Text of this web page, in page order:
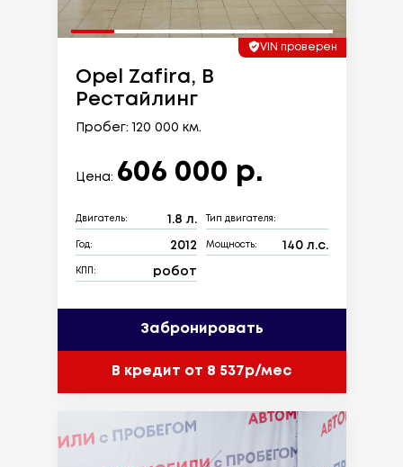
VIN проверен
Opel Zafira, B
Рестайлинг
Пробег: 120 000 км.
Цена: 606 000 р.
Двигатель: 1.8 л. Тип двигателя:
Год: 2012 Мощность: 140 л.с.
КПП: робот
Забронировать
В кредит от 8 537р/мес